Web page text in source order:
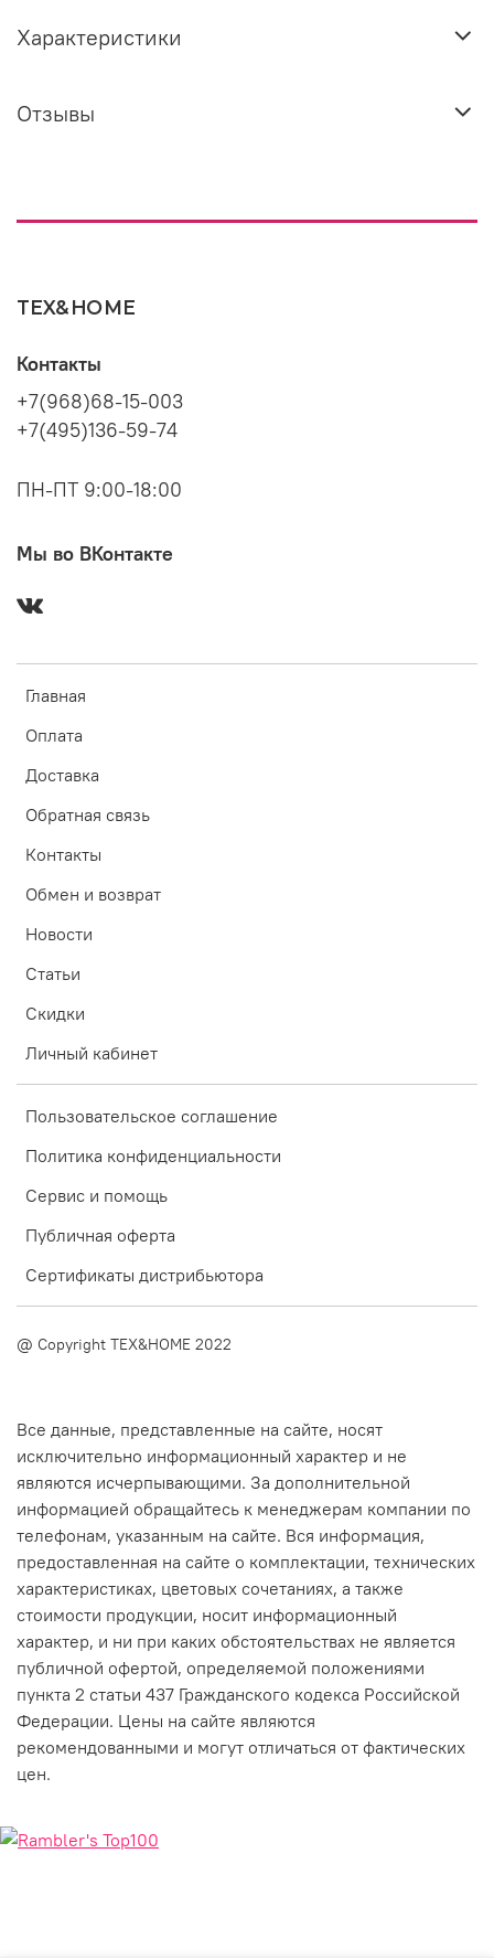
Характеристики
Отзывы
TEX&HOME
Главная
Оплата
Доставка
Обратная связь
Контакты
Обмен и возврат
Новости
Статьи
Скидки
Личный кабинет
Пользовательское соглашение
Политика конфиденциальности
Сервис и помощь
Публичная оферта
Сертификаты дистрибьютора
Контакты
+7(968)68-15-003
+7(495)136-59-74
ПН-ПТ 9:00-18:00
Мы во ВКонтакте
@ Copyright TEX&HOME 2022
Все данные, представленные на сайте, носят
исключительно информационный характер и не
являются исчерпывающими. За дополнительной
информацией обращайтесь к менеджерам компании по
телефонам, указанным на сайте. Вся информация,
предоставленная на сайте о комплектации, технических
характеристиках, цветовых сочетаниях, а также
стоимости продукции, носит информационный
характер, и ни при каких обстоятельствах не является
публичной офертой, определяемой положениями
пункта 2 статьи 437 Гражданского кодекса Российской
Федерации. Цены на сайте являются
рекомендованными и могут отличаться от фактических
цен.